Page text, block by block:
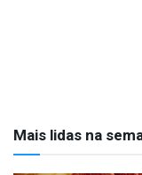
Mais lidas na